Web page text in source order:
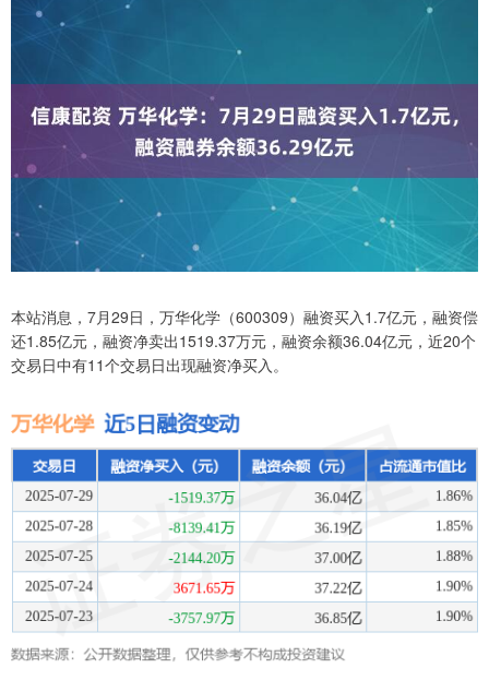
本站消息，7月29日，万华化学（600309）融资买入1.7亿元，融资偿
还1.85亿元，融资净卖出1519.37万元，融资余额36.04亿元，近20个
交易日中有11个交易日出现融资净买入。